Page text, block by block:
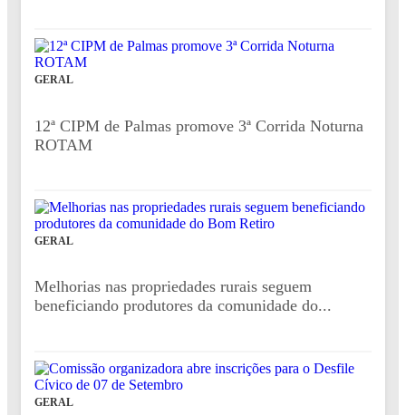
GERAL
12ª CIPM de Palmas promove 3ª Corrida Noturna
ROTAM
GERAL
Melhorias nas propriedades rurais seguem
beneficiando produtores da comunidade do...
GERAL